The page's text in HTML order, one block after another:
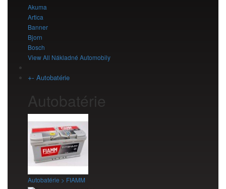
Akuma
Artica
Banner
Bjorn
Bosch
View All Nákladné Automobily
+- Autobatérie
Autobatérie
Autobatérie > FIAMM